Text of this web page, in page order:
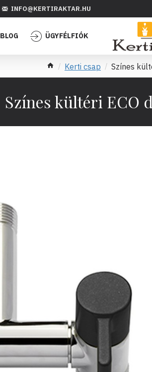
INFO@KERTIRAKTAR.HU
BLOG ÜGYFÉLFIÓK
Kerti csap Színes
Színes kültéri ECO